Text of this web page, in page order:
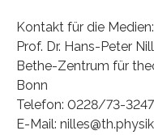
Kontakt für die Medien:
Prof. Dr. Hans-Peter
Bethe-Zentrum für
Bonn
Telefon: 0228/73-3247
E-Mail: